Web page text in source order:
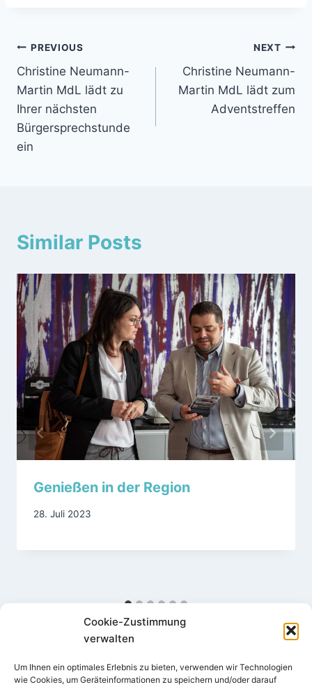
Cookie-Zustimmung
verwalten
Um Ihnen ein optimales Erlebnis zu bieten, verwenden wir Technologien
wie Cookies, um Geräteinformationen zu speichern und/oder darauf
Beitragsnavigation
PREVIOUS
Christine Neumann-
Martin MdL lädt zu
Ihrer nächsten
Bürgersprechstunde
ein
NEXT
Christine Neumann-
Martin MdL lädt zum
Adventstreffen
Similar Posts
Genießen in der Region
28. Juli 2023